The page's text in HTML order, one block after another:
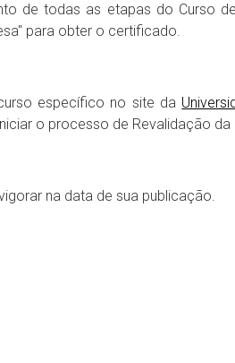
de todas as etapas do Curso
para obter o certificado.
específico no site da
o processo de Revalidação
na data de sua publicação.